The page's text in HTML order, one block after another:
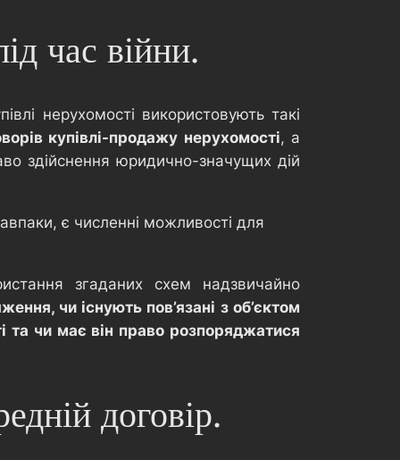
час війни.
нерухомості використовують такі
купівлі-продажу нерухомості, а
здійснення юридично-значущих дій
є численні можливості для
згаданих схем надзвичайно
чи існують пов’язані з об’єктом
та чи має він право розпоряджатися
договір.